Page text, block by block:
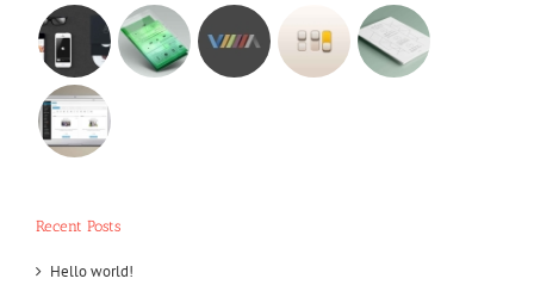
Recent Posts
Hello world!